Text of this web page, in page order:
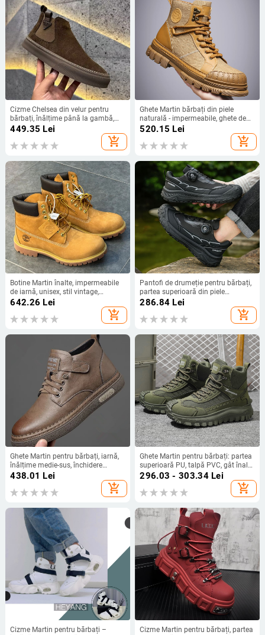
Cizme Chelsea din velur pentru
bărbați, înălțime până la gambă,
talpă din cauciuc, branț PU,
căptușeală din țesătură, mențin
căldura
449.35 Lei
add_shopping_cart
Ghete Martin bărbați din piele
naturală - impermeabile, ghete de
lucru mid-cut, vârf rotund, căldură
de iarnă, lansare toamnă 2024
520.15 Lei
add_shopping_cart
Botine Martin înalte, impermeabile
de iarnă, unisex, stil vintage,
rezistente la uzură, talpă din
642.26 Lei
add_shopping_cart
Pantofi de drumeție pentru bărbați,
partea superioară din piele
sintetică, talpă din plastic injectat,
căptușeală din plasă respirabilă,
design joasă, vârf rotund,
286.84 Lei
add_shopping_cart
Ghete Martin pentru bărbați, iarnă,
înălțime medie-sus, închidere
Velcro, talpă din cauciuc, material
superior: super fiber, căptușire din
plush sintetic
438.01 Lei
add_shopping_cart
Ghete Martin pentru bărbați: partea
superioară PU, talpă PVC, gât înalt,
închidere cu șiret în față, branț textil
296.03 - 303.34Lei
add_shopping_cart
Cizme Martin pentru bărbați –
Cizme Martin pentru bărbați, partea